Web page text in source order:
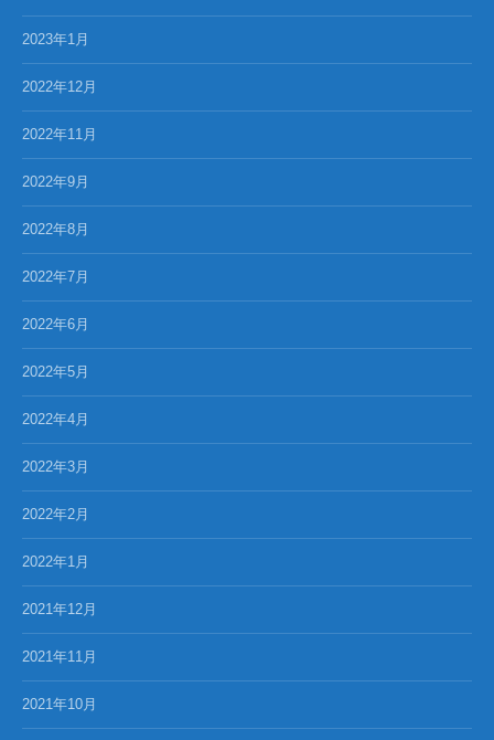
2023年1月
2022年12月
2022年11月
2022年9月
2022年8月
2022年7月
2022年6月
2022年5月
2022年4月
2022年3月
2022年2月
2022年1月
2021年12月
2021年11月
2021年10月